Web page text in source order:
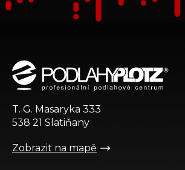
T. G. Masaryka 333
538 21 Slatiňany
Zobrazit na mapě